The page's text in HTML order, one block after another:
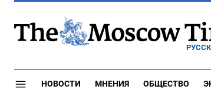
НОВОСТИ МНЕНИЯ ОБЩЕСТВО